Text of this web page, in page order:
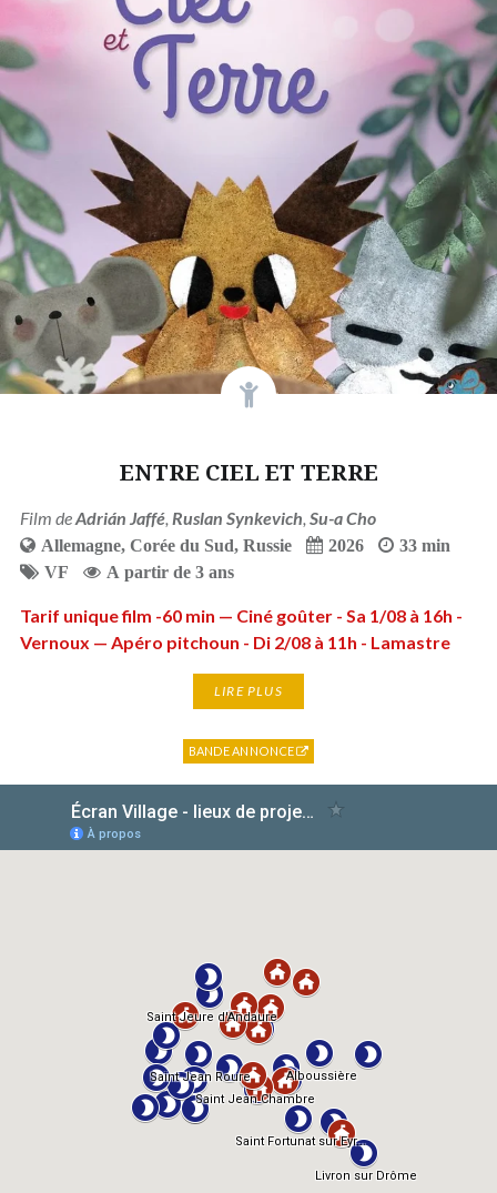
ENTRE CIEL ET TERRE
Film deAdrián Jaffé, Ruslan Synkevich Su-a Cho
Allemagne, Corée du Sud, Russie 2026
33 min
VF
A partir de 3 ans
Tarif unique film -60 min — Ciné goûter - Sa 1/08 à 16h -
Vernoux — Apéro pitchoun - Di 2/08 à 11h - Lamastre
LIRE PLUS
BANDE ANNONCE